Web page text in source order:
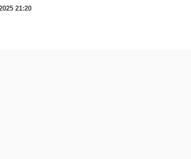
21:20